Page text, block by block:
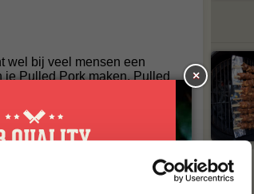
wel bij veel mensen een
je Pulled Pork maken. Pulled
een ware delicatesse die
een heel langzaam
je uiteindelijk los eten, in
ook wel ‘slow cooking’
het overheerlijk om te eten! Nu
×